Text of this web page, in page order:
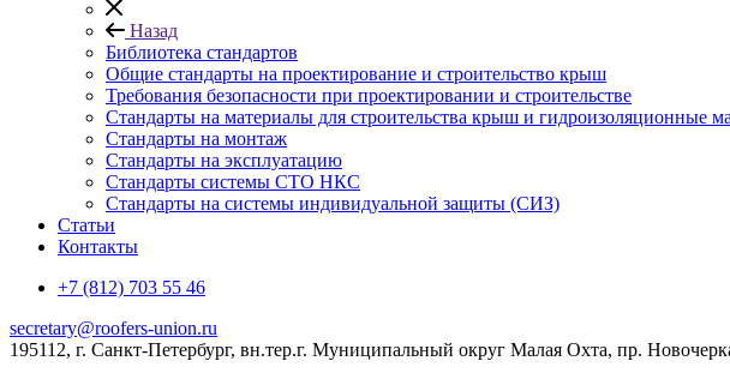
Назад
Библиотека стандартов
Общие стандарты на проектирование и строительство крыш
Требования безопасности при проектировании и строительстве
Стандарты на материалы для строительства крыш и гидроизоляционные
Стандарты на монтаж
Стандарты на эксплуатацию
Стандарты системы СТО НКС
Стандарты на системы индивидуальной защиты (СИЗ)
Статьи
Контакты
+7 (812) 703 55 46
secretary@roofers-union.ru
195112, г. Санкт-Петербург, вн.тер.г. Муниципальный округ Малая Охта, пр.